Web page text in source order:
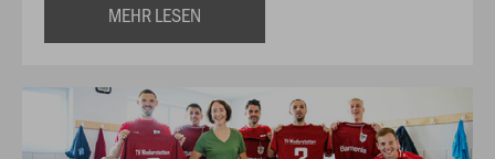
MEHR LESEN